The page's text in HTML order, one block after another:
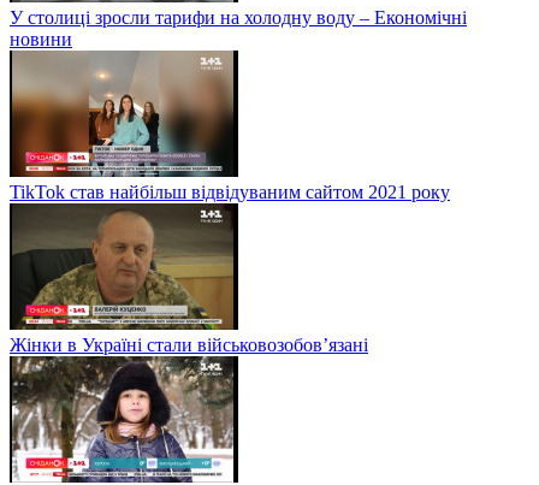
У столиці зросли тарифи на холодну воду – Економічні
новини
TikTok став найбільш відвідуваним сайтом 2021 року
Жінки в Україні стали військовозобов’язані